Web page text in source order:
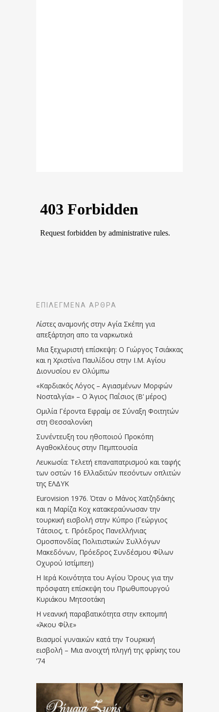
ΕΠΙΛΕΓΜΈΝΑ ΆΡΘΡΑ
Λίστες αναμονής στην Αγία Σκέπη για
απεξάρτηση απο τα ναρκωτικά
Μια ξεχωριστή επίσκεψη: Ο Γιώργος Τσιάκκας
και η Χριστίνα Παυλίδου στην Ι.Μ. Αγίου
Διονυσίου εν Ολύμπω
«Καρδιακός Λόγος – Αγιασμένων Μορφών
Νοσταλγία» – Ο Άγιος Παΐσιος (Β’ μέρος)
Ομιλία Γέροντα Εφραίμ σε Σύναξη Φοιτητών
στη Θεσσαλονίκη
Συνέντευξη του ηθοποιού Προκόπη
Αγαθοκλέους στην Πεμπτουσία
Λευκωσία: Τελετή επαναπατρισμού και ταφής
των οστών 16 Ελλαδιτών πεσόντων οπλιτών
της ΕΛΔΥΚ
Eurovision 1976. Όταν ο Μάνος Χατζηδάκης
και η Μαρίζα Κοχ κατακεραύνωσαν την
τουρκική εισβολή στην Κύπρο (Γεώργιος
Τάτσιος, τ. Πρόεδρος Πανελλήνιας
Ομοσπονδίας Πολιτιστικών Συλλόγων
Μακεδόνων, Πρόεδρος Συνδέσμου Φίλων
Οχυρού Ιστίμπεη)
Η Ιερά Κοινότητα του Αγίου Όρους για την
πρόσφατη επίσκεψη του Πρωθυπουργού
Κυριάκου Μητσοτάκη
Η νεανική παραβατικότητα στην εκπομπή
«Άκου Φίλε»
Βιασμοί γυναικών κατά την Τουρκική
εισβολή – Μια ανοιχτή πληγή της φρίκης του
’74